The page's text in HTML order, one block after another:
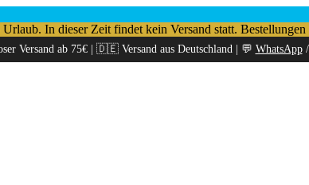
In dieser Zeit findet kein Versand statt.
Versand ab 75€ | 🇩🇪 Versand aus Deutschland | 💬 WhatsApp/